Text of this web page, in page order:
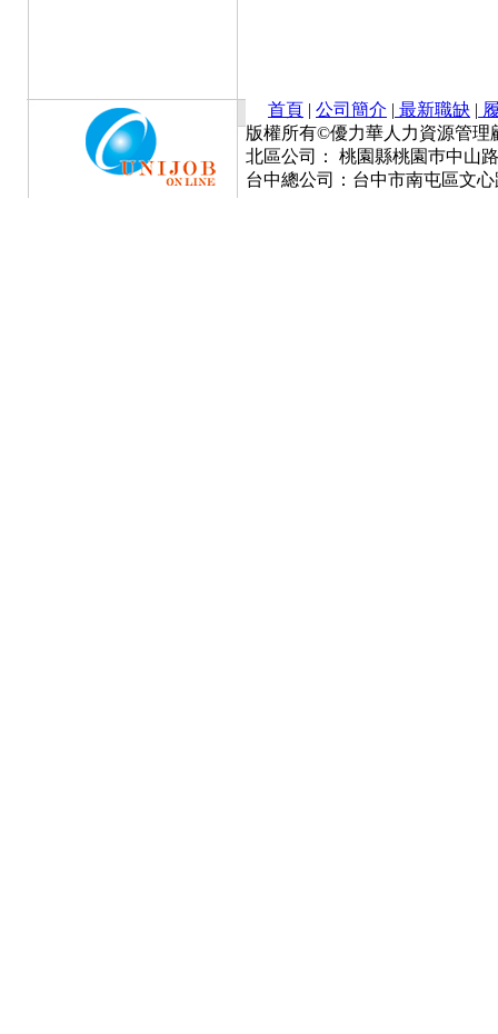
首頁 | 公司簡介 | 最新職缺 |
版權所有©優力華人力資源管理
北區公司： 桃園縣桃園巿中山
台中總公司：台中市南屯區文